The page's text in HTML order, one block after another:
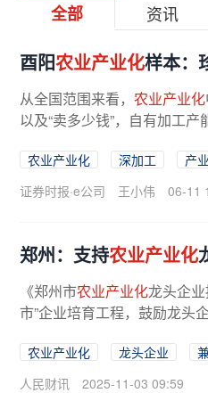
全部 资讯
酉阳农业产业化样本：
从全国范围来看， 农业产业化
以及“卖多少钱”，自有加工
农业产业化 深加工
产
证券时报·e公司
王小伟 06-11
郑州：支持农业产业化
《郑州市农业产业化龙头企
市”企业培育工程，鼓励龙头
农业产业化 龙头企业
人民财讯
2025-11-03 09:59